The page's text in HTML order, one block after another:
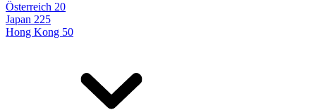
Österreich 20
Japan 225
Hong Kong 50